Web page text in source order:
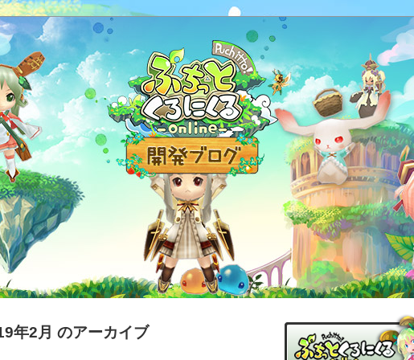
年2月 のアーカイブ